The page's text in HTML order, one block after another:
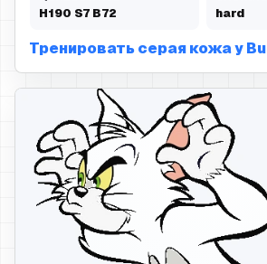
H190 S7 B72 hard
Тренировать серая кожа у